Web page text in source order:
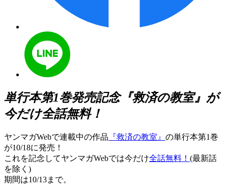
単行本第1巻発売記念『救済の教室』が
今だけ全話無料！
ヤンマガWebで連載中の作品 『救済の教室』 の単行本第1巻
が10/18に発売！
これを記念してヤンマガWebでは今だけ全話無料！ (最新話
を除く)
期間は10/13まで。